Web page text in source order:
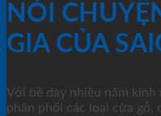
NÓI
GIA CỦA
Với bề dày nhiều năm
phân phối các loại cửa gỗ,